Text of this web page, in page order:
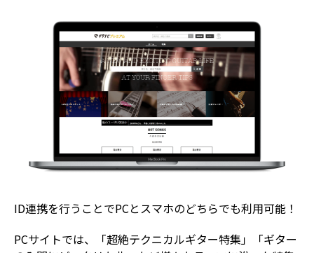
ID連携を行うことでPCとスマホのどちらでも利用可能！
PCサイトでは、「超絶テクニカルギター特集」「ギター